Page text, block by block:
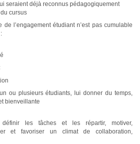
seraient déjà reconnus pédagogiquement
cursus
l’engagement étudiant n’est pas cumulable
ou plusieurs étudiants, lui donner du temps,
bienveillante
définir les tâches et les répartir, motiver,
et favoriser un climat de collaboration,